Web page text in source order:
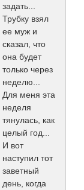
задать...
Трубку взял
ее муж и
сказал, что
она будет
только через
неделю...
Для меня эта
неделя
тянулась, как
целый год...
И вот
наступил тот
заветный
день, когда